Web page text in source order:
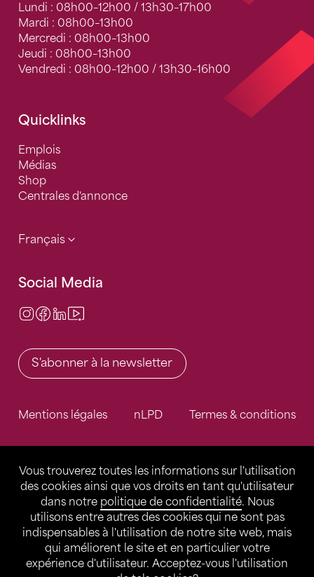
Vous trouverez toutes les informations sur l'utilisation
des cookies ainsi que vos droits en tant qu'utilisateur
dans notre politique de confidentialité. Nous
utilisons entre autres des cookies qui ne sont pas
indispensables à l'utilisation de notre site web, mais
qui améliorent le site et en particulier votre
expérience d'utilisateur. Acceptez-vous l'utilisation
Lundi : 08h00–12h00 / 13h30–17h00
Mardi : 08h00–13h00
Mercredi : 08h00–13h00
Jeudi : 08h00–13h00
Vendredi : 08h00–12h00 / 13h30–16h00
Quicklinks
Emplois
Médias
Shop
Centrales d'annonce
Français
Social Media
Instagram
Facebook
LinkedIn
S'abonner à la newsletter
Mentions légales nLPD Termes & conditions